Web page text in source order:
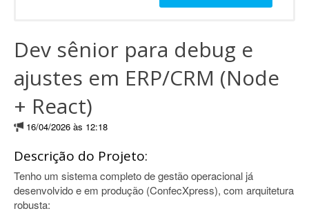
Dev sênior para debug e
ajustes em ERP/CRM (Node
+ React)
16/04/2026 às 12:18
Descrição do Projeto:
Tenho um sistema completo de gestão operacional já
desenvolvido e em produção (ConfecXpress), com arquitetura
robusta: